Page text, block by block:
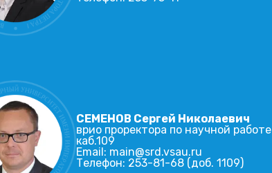
СЕМЕНОВ Сергей Николаевич
врио проректора по научной работе
каб.109
Email: main@srd.vsau.ru
Телефон: 253-81-68 (доб. 1109)